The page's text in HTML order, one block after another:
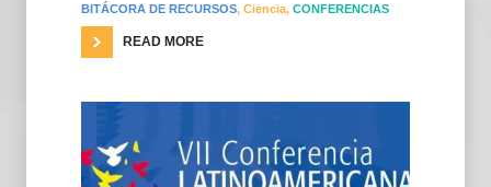
BITÁCORA DE RECURSOS, Ciencia, CONFERENCIAS
READ MORE